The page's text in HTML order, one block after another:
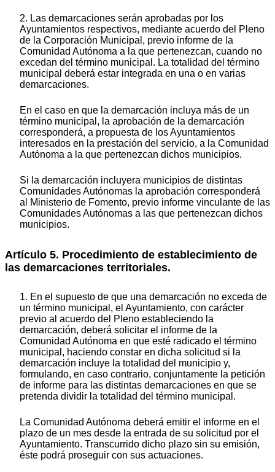
2. Las demarcaciones serán aprobadas por los
Ayuntamientos respectivos, mediante acuerdo del Pleno
de la Corporación Municipal, previo informe de la
Comunidad Autónoma a la que pertenezcan, cuando no
excedan del término municipal. La totalidad del término
municipal deberá estar integrada en una o en varias
demarcaciones.
En el caso en que la demarcación incluya más de un
término municipal, la aprobación de la demarcación
corresponderá, a propuesta de los Ayuntamientos
interesados en la prestación del servicio, a la Comunidad
Autónoma a la que pertenezcan dichos municipios.
Si la demarcación incluyera municipios de distintas
Comunidades Autónomas la aprobación corresponderá
al Ministerio de Fomento, previo informe vinculante de las
Comunidades Autónomas a las que pertenezcan dichos
municipios.
Artículo 5. Procedimiento de establecimiento de
las demarcaciones territoriales.
1. En el supuesto de que una demarcación no exceda de
un término municipal, el Ayuntamiento, con carácter
previo al acuerdo del Pleno estableciendo la
demarcación, deberá solicitar el informe de la
Comunidad Autónoma en que esté radicado el término
municipal, haciendo constar en dicha solicitud si la
demarcación incluye la totalidad del municipio y,
formulando, en caso contrario, conjuntamente la petición
de informe para las distintas demarcaciones en que se
pretenda dividir la totalidad del término municipal.
La Comunidad Autónoma deberá emitir el informe en el
plazo de un mes desde la entrada de su solicitud por el
Ayuntamiento. Transcurrido dicho plazo sin su emisión,
éste podrá proseguir con sus actuaciones.